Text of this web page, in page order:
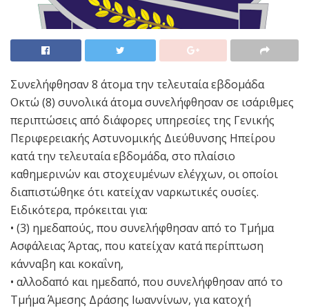
Συνελήφθησαν 8 άτομα την τελευταία εβδομάδα
Οκτώ (8) συνολικά άτομα συνελήφθησαν σε ισάριθμες
περιπτώσεις από διάφορες υπηρεσίες της Γενικής
Περιφερειακής Αστυνομικής Διεύθυνσης Ηπείρου
κατά την τελευταία εβδομάδα, στο πλαίσιο
καθημερινών και στοχευμένων ελέγχων, οι οποίοι
διαπιστώθηκε ότι κατείχαν ναρκωτικές ουσίες.
Ειδικότερα, πρόκειται για:
• (3) ημεδαπούς, που συνελήφθησαν από το Τμήμα
Ασφάλειας Άρτας, που κατείχαν κατά περίπτωση
κάνναβη και κοκαΐνη,
• αλλοδαπό και ημεδαπό, που συνελήφθησαν από το
Τμήμα Άμεσης Δράσης Ιωαννίνων, για κατοχή